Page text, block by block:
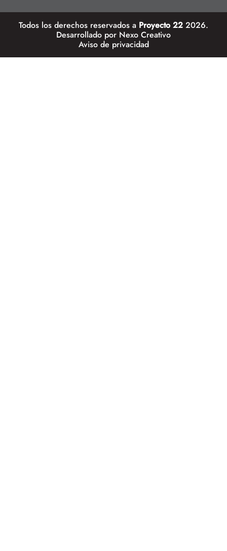
Todos los derechos reservados a Proyecto 22 2026.
Desarrollado por Nexo Creativo
Aviso de privacidad